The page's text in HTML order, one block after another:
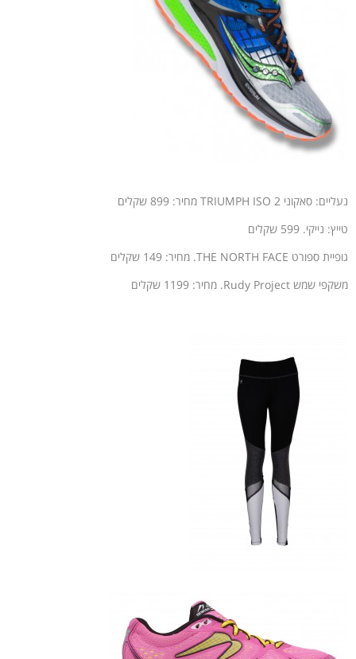
נעליים: סאקוני TRIUMPH ISO 2 מחיר: 899 שקלים
טייץ: נייקי. 599 שקלים
גופיית ספורט THE NORTH FACE. מחיר: 149 שקלים
משקפי שמש Rudy Project. מחיר: 1199 שקלים